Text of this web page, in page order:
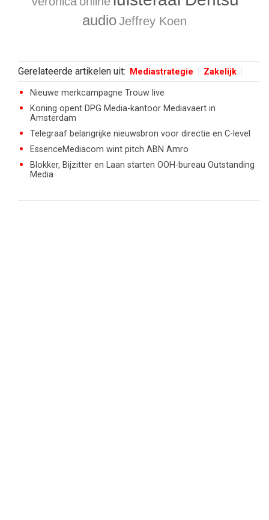
audioJeffrey Koen
Gerelateerde artikelen uit: Mediastrategie Zakelijk
Nieuwe merkcampagne Trouw live
Koning opent DPG Media-kantoor Mediavaert in
Amsterdam
Telegraaf belangrijke nieuwsbron voor directie en C-level
EssenceMediacom wint pitch ABN Amro
Blokker, Bijzitter en Laan starten OOH-bureau Outstanding
Media